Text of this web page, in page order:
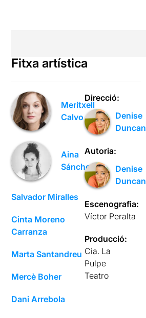
Fitxa artística
Meritxell
Calvo
Aina
Sánchez
Salvador Miralles
Cinta Moreno
Carranza
Marta Santandreu
Mercè Boher
Dani Arrebola
Direcció:
Denise
Duncan
Autoria:
Denise
Duncan
Escenografia:
Víctor Peralta
Producció:
Cia. La
Pulpe
Teatro